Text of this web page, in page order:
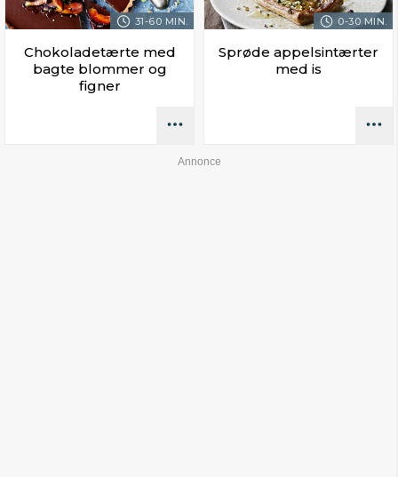
31-60 MIN.
Chokoladetærte med
bagte blommer og
figner
0-30 MIN.
Sprøde appelsintærter
med is